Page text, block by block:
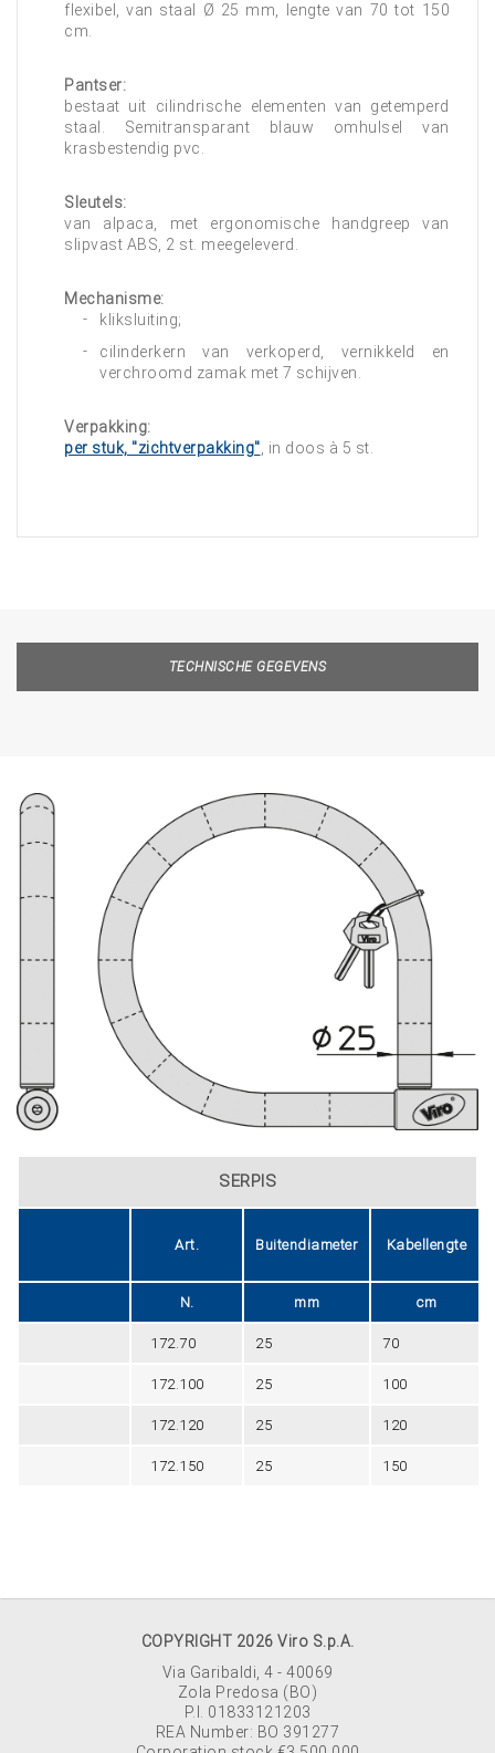
flexibel, van staal Ø 25 mm, lengte van 70 tot 150
cm.
Pantser:
bestaat uit cilindrische elementen van getemperd
staal. Semitransparant blauw omhulsel van
krasbestendig pvc.
Sleutels:
van alpaca, met ergonomische handgreep van
slipvast ABS, 2 st. meegeleverd.
Mechanisme:
kliksluiting;
cilinderkern van verkoperd, vernikkeld en
verchroomd zamak met 7 schijven.
Verpakking:
per stuk, "zichtverpakking" , in doos à 5 st.
TECHNISCHE GEGEVENS
SERPIS
Art. Buitendiameter Kabellengte
N. mm cm
172.70 25 70
172.100 25 100
172.120 25 120
172.150 25 150
COPYRIGHT 2026 Viro S.p.A.
Via Garibaldi, 4 - 40069
Zola Predosa (BO)
P.I. 01833121203
REA Number: BO 391277